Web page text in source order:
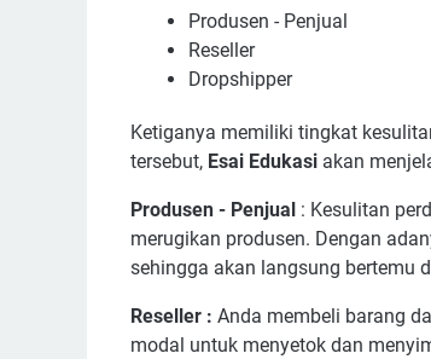
Produsen - Penjual
Reseller
Dropshipper
Ketiganya memiliki tingkat
tersebut, Esai Edukasi akan
Produsen - Penjual : Kesulitan
merugikan produsen. Dengan
sehingga akan langsung bertemu
Reseller : Anda membeli barang
modal untuk menyetok dan